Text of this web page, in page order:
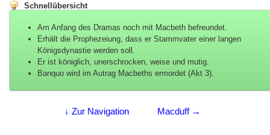
Schnellübersicht
Am Anfang des Dramas noch mit Macbeth befreundet.
Erhält die Prophezeiung, dass er Stammvater einer langen
Königsdynastie werden soll.
Er ist königlich, unerschrocken, weise und mutig.
Banquo wird im Autrag Macbeths ermordet (Akt 3).
↓ Zur Navigation Macduff →